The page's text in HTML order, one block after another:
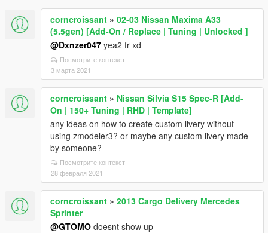
corncroissant » 02-03 Nissan Maxima A33
(5.5gen) [Add-On / Replace | Tuning | Unlocked ]
@Dxnzer047 yea2 fr xd
Посмотрите контекст
3 марта 2021
corncroissant » Nissan Silvia S15 Spec-R [Add-
On | 150+ Tuning | RHD | Template]
any ideas on how to create custom livery without
using zmodeler3? or maybe any custom livery made
by someone?
Посмотрите контекст
28 февраля 2021
corncroissant » 2013 Cargo Delivery Mercedes
Sprinter
@GTOMO doesnt show up